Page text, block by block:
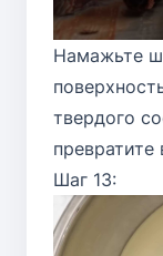
Намажьте
твердого
Шаг 13: